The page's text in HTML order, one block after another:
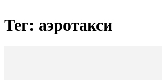
Тег: аэротакси